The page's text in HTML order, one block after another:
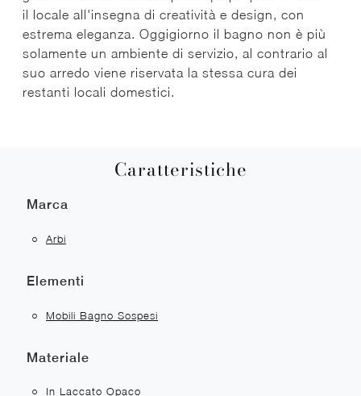
il locale all'insegna di creatività e design, con
estrema eleganza. Oggigiorno il bagno non è più
solamente un ambiente di servizio, al contrario al
suo arredo viene riservata la stessa cura dei
restanti locali domestici.
Caratteristiche
Marca
Arbi
Elementi
Mobili Bagno Sospesi
Materiale
In Laccato Opaco